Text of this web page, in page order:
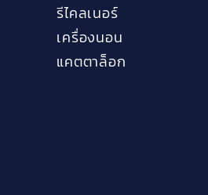
รีไคลเนอร์
เครื่องนอน
แคตตาล็อก